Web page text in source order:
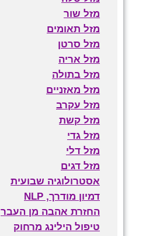
מזל שור
מזל תאומים
מזל סרטן
מזל אריה
מזל בתולה
מזל מאזניים
מזל עקרב
מזל קשת
מזל גדי
מזל דלי
מזל דגים
אסטרולוגיה שבועית
דמיון מודרך, NLP
החזרת אהבה מן העבר
טיפול הילינג מרחוק